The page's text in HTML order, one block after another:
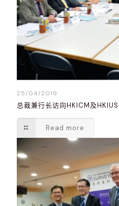
25/04/2019
总裁兼行长访向HKICM及
Read more